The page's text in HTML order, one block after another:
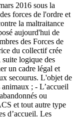
2016 sous la
forces de l'ordre et
la maltraitance
aujourd'hui de
des Forces de
du collectif crée
logique des
un cadre légal et
secourus. L'objet de
; - L’accueil
ou
et tout autre type
d’accueil. Les